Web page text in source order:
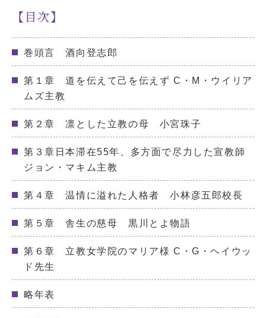
【目次】
巻頭言 酒向登志郎
第１章 道を伝えて己を伝えず C・M・ウイリア
ムズ主教
第２章 凛とした立教の母 小宮珠子
第３章日本滞在55年、多方面で尽力した宣教師
ジョン・マキム主教
第４章 温情に溢れた人格者 小林彦五郎校長
第５章 舎生の慈母 黒川とよ物語
第６章 立教女学院のマリア様 C・G・ヘイウッ
ド先生
略年表